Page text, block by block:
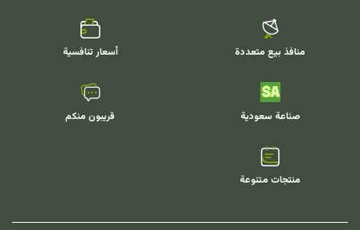
منافذ بيع متعددة أسعار تنافسية
صناعة سعودية قريبون منكم
منتجات متنوعة